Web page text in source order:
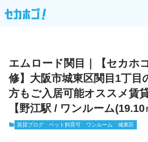
エムロード関目｜【セカホ
修】大阪市城東区関目1丁目
方もご入居可能オススメ賃
【野江駅 / ワンルーム(19.10
賃貸ブログ ペット飼育可 ワンルーム 城東区